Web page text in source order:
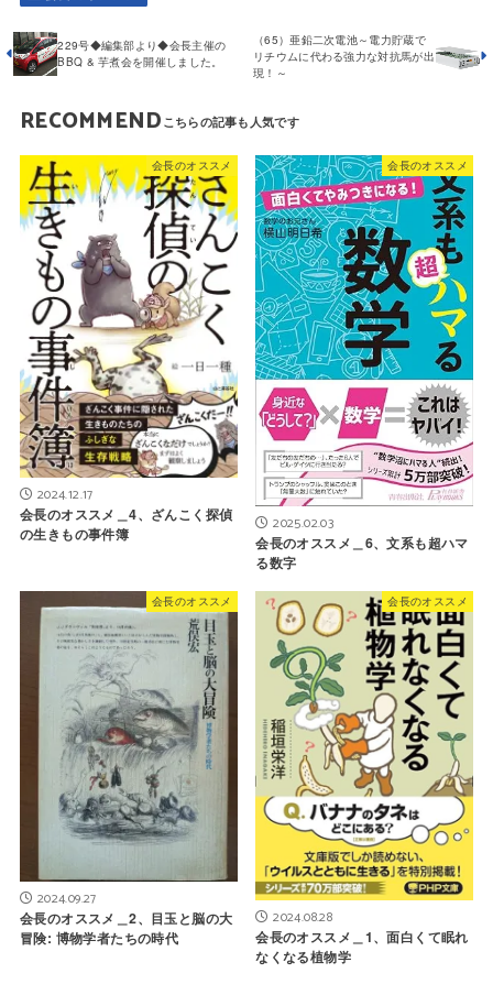
（65）亜鉛二次電池～電力貯蔵で
リチウムに代わる強力な対抗馬が出
現！～
229号◆編集部より◆会長主催の
BBQ & 芋煮会を開催しました。
RECOMMEND
会長のオススメ
2024.12.17
会長のオススメ＿4、ざんこく探偵
の生きもの事件簿
会長のオススメ
2025.02.03
会長のオススメ＿6、文系も超ハマ
る数字
会長のオススメ
2024.09.27
会長のオススメ＿2、目玉と脳の大
冒険: 博物学者たちの時代
会長のオススメ
2024.08.28
会長のオススメ＿1、面白くて眠れ
なくなる植物学